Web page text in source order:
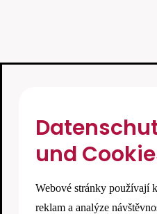
und
Webové stránky používají
reklam a analýze